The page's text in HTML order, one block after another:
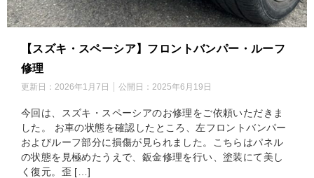
【スズキ・スペーシア】フロントバンパー・ルーフ
修理
更新日： 2026年1月7日 公開日： 2025年6月19日
今回は、スズキ・スペーシアのお修理をご依頼いただきま
した。 お車の状態を確認したところ、左フロントバンパー
およびルーフ部分に損傷が見られました。こちらはパネル
の状態を見極めたうえで、鈑金修理を行い、塗装にて美し
く復元。歪 […]